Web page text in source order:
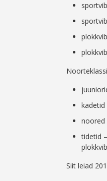
kadetid
noored
tidetid
Siit leiad